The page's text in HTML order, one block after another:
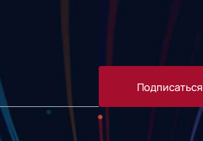
Подписаться